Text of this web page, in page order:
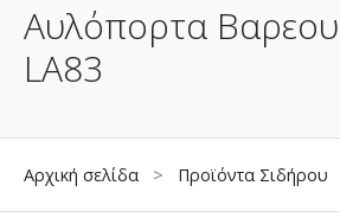
Αυλόπορτα
LA83
Αρχική σελίδα > Προϊόντα Σιδήρου